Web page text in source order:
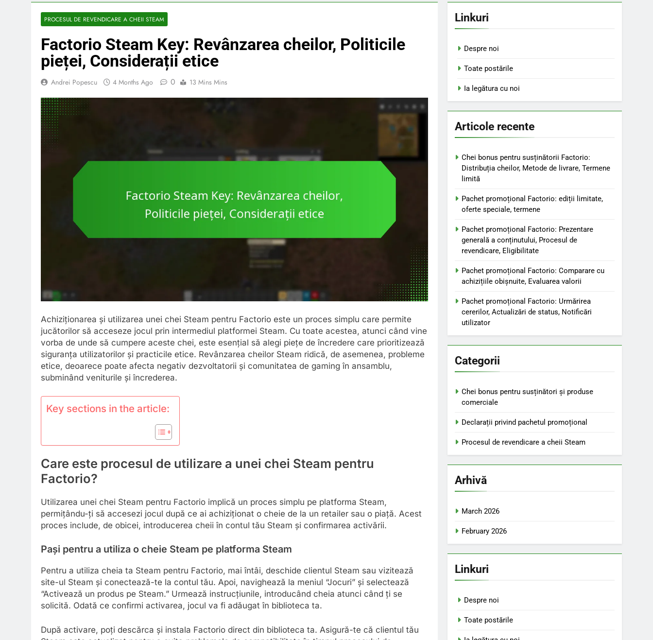
PROCESUL DE REVENDICARE A CHEII STEAM
Factorio Steam Key: Revânzarea cheilor, Politicile
pieței, Considerații etice
Andrei Popescu 4 Months Ago 0 13 Mins Mins
Achiziționarea și utilizarea unei chei Steam pentru Factorio este un proces simplu care permite
jucătorilor să acceseze jocul prin intermediul platformei Steam. Cu toate acestea, atunci când vine
vorba de unde să cumpere aceste chei, este esențial să alegi piețe de încredere care prioritizează
siguranța utilizatorilor și practicile etice. Revânzarea cheilor Steam ridică, de asemenea, probleme
etice, deoarece poate afecta negativ dezvoltatorii și comunitatea de gaming în ansamblu,
subminând veniturile și încrederea.
Key sections in the article:
Care este procesul de utilizare a unei chei Steam pentru
Factorio?
Utilizarea unei chei Steam pentru Factorio implică un proces simplu pe platforma Steam,
permițându-ți să accesezi jocul după ce ai achiziționat o cheie de la un retailer sau o piață. Acest
proces include, de obicei, introducerea cheii în contul tău Steam și confirmarea activării.
Pași pentru a utiliza o cheie Steam pe platforma Steam
Pentru a utiliza cheia ta Steam pentru Factorio, mai întâi, deschide clientul Steam sau vizitează
site-ul Steam și conectează-te la contul tău. Apoi, navighează la meniul “Jocuri” și selectează
“Activează un produs pe Steam.” Urmează instrucțiunile, introducând cheia atunci când ți se
solicită. Odată ce confirmi activarea, jocul va fi adăugat în biblioteca ta.
După activare, poți descărca și instala Factorio direct din biblioteca ta. Asigură-te că clientul tău
Linkuri
Despre noi
Toate postările
Ia legătura cu noi
Articole recente
Chei bonus pentru susținătorii Factorio:
Distribuția cheilor, Metode de livrare, Termene
limită
Pachet promoțional Factorio: ediții limitate,
oferte speciale, termene
Pachet promoțional Factorio: Prezentare
generală a conținutului, Procesul de
revendicare, Eligibilitate
Pachet promoțional Factorio: Comparare cu
achizițiile obișnuite, Evaluarea valorii
Pachet promoțional Factorio: Urmărirea
cererilor, Actualizări de status, Notificări
utilizator
Categorii
Chei bonus pentru susținători și produse
comerciale
Declarații privind pachetul promoțional
Procesul de revendicare a cheii Steam
Arhivă
March 2026
February 2026
Linkuri
Despre noi
Toate postările